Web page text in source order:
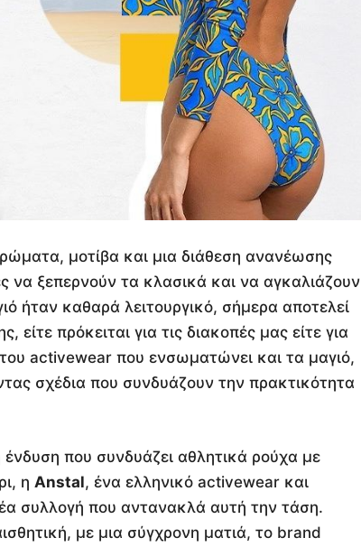
μοτίβα και μια διάθεση ανανέωσης
να ξεπερνούν τα κλασικά και να αγκαλιάζουν
ήταν καθαρά λειτουργικό, σήμερα αποτελεί
πρόκειται για τις διακοπές μας είτε για
activewear που ενσωματώνει και τα μαγιό,
σχέδια που συνδυάζουν την πρακτικότητα
που συνδυάζει αθλητικά ρούχα με
η Anstal, ένα ελληνικό activewear και
συλλογή που αντανακλά αυτή την τάση.
με μια σύγχρονη ματιά, το brand